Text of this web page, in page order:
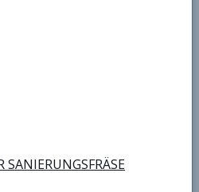
SANIERUNGSFRÄSE